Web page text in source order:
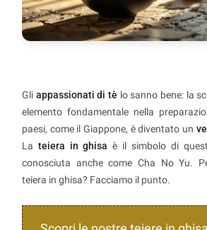
Gli appassionati di tè lo sanno bene: la
elemento fondamentale nella
paesi, come il Giappone, è diventato un
La teiera in ghisa è il simbolo di
conosciuta anche come Cha No Yu.
teiera in ghisa? Facciamo il punto.